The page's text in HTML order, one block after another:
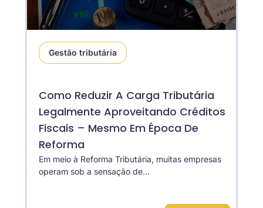
Gestão tributária
Como Reduzir A Carga Tributária
Legalmente Aproveitando Créditos
Fiscais – Mesmo Em Época De
Reforma
Em meio à Reforma Tributária, muitas empresas
operam sob a sensação de...